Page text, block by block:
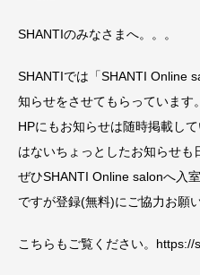
SHANTIのみなさまへ。。。
SHANTIでは「SHANTI Online
知らせをさせてもらっています。
HPにもお知らせは随時掲載し
はないちょっとしたお知らせも
ぜひSHANTI Online salonへ入
ですが登録(無料)にご協力お願
こちらもご覧ください。